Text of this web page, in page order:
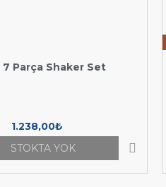
7 Parça Shaker Set
1.238,00₺
STOKTA YOK